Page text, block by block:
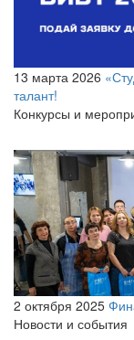
13 марта 2026
талант!
Конкурсы и
2 октября 2025
Новости и события